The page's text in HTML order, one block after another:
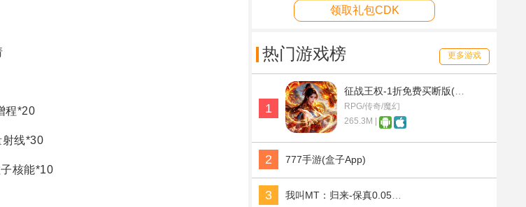
程*20
线*30
核能*10
领取礼包CDK
热门游戏榜 更多游戏
1
RPG/传奇/魔幻
265.3M |
2 777手游(盒子App)
3